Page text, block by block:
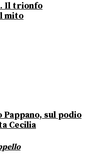
Il trionfo
mito
sul podio
Cecilia